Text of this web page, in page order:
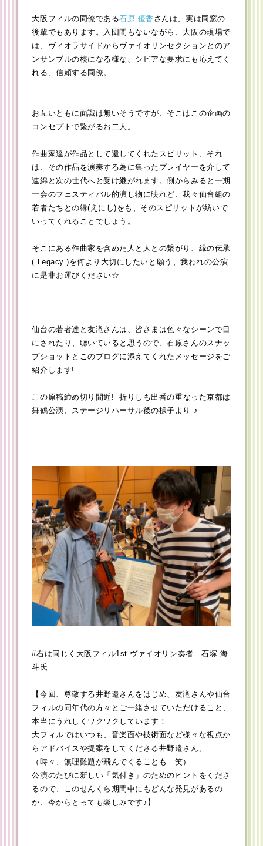
大阪フィルの同僚である石原 優香 さんは、実は同窓の
後輩でもあります。入団間もないながら、大阪の現場で
は、ヴィオラサイドからヴァイオリンセクションとのア
ンサンブルの核になる様な、シビアな要求にも応えてく
れる、信頼する同僚。
お互いともに面識は無いそうですが、そこはこの企画の
コンセプトで繋がるお二人。
作曲家達が作品として遺してくれたスピリット、それ
は、その作品を演奏する為に集ったプレイヤーを介して
連綿と次の世代へと受け継がれます。側からみると一期
一会のフェスティバル的演し物に映れど、我々仙台組の
若者たちとの縁(えにし)をも、そのスピリットが紡いで
いってくれることでしょう。
そこにある作曲家を含めた人と人との繋がり、縁の伝承
( Legacy )を何より大切にしたいと願う、我われの公演
に是非お運びください☆
仙台の若者達と友滝さんは、皆さまは色々なシーンで目
にされたり、聴いていると思うので、石原さんのスナッ
プショットとこのブログに添えてくれたメッセージをご
紹介します!
この原稿締め切り間近! 折りしも出番の重なった京都は
舞鶴公演、ステージリハーサル後の様子より ♪
#右は同じく大阪フィル1st ヴァイオリン奏者 石塚 海
斗氏
【今回、尊敬する井野邉さんをはじめ、友滝さんや仙台
フィルの同年代の方々とご一緒させていただけること、
本当にうれしくワクワクしています！
大フィルではいつも、音楽面や技術面など様々な視点か
らアドバイスや提案をしてくださる井野邉さん。
（時々、無理難題が飛んでくることも…笑）
公演のたびに新しい「気付き」のためのヒントをくださ
るので、このせんくら期間中にもどんな発見があるの
か、今からとっても楽しみです♪】